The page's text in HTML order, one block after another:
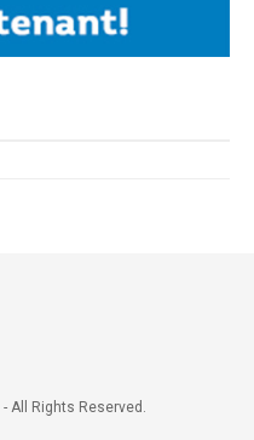
- All Rights Reserved.